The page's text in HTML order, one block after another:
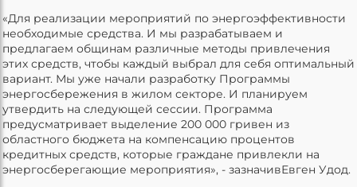
«Для реализации мероприятий по энергоэффективности
необходимые средства. И мы разрабатываем и
предлагаем общинам различные методы привлечения
этих средств, чтобы каждый выбрал для себя оптимальный
вариант. Мы уже начали разработку Программы
энергосбережения в жилом секторе. И планируем
утвердить на следующей сессии. Программа
предусматривает выделение 200 000 гривен из
областного бюджета на компенсацию процентов
кредитных средств, которые граждане привлекли на
энергосберегающие мероприятия», - зазначивЕвген Удод.